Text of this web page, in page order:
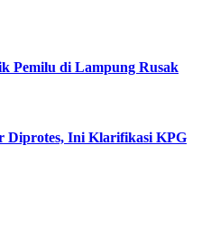
Pemilu di Lampung Rusak
Diprotes, Ini Klarifikasi KPG